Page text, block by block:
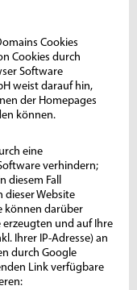
Cookies
Cookies durch
Software
weist darauf hin,
der Homepages
können.
eine
verhindern;
diesem Fall
dieser Website
können darüber
erzeugten und auf Ihre
Ihrer IP-Adresse) an
durch Google
Link verfügbare